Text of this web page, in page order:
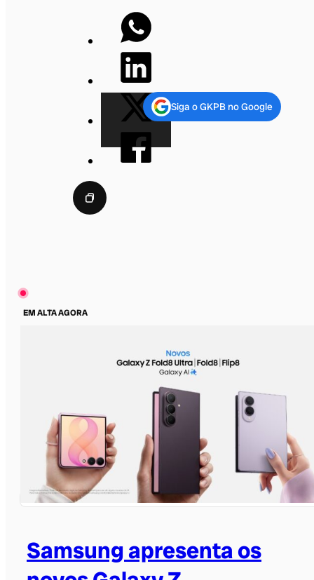
Siga o GKPB no Google
EM ALTA AGORA
Samsung apresenta os